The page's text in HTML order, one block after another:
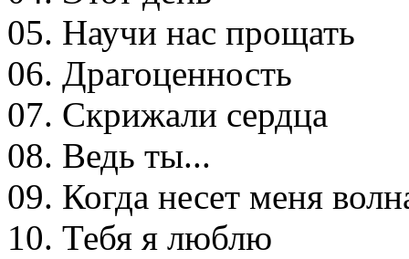
05. Научи нас прощать
06. Драгоценность
07. Скрижали сердца
08. Ведь ты...
09. Когда несет меня
10. Тебя я люблю